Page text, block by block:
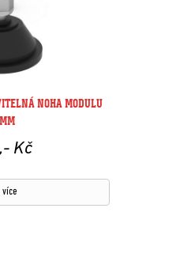
NOHA MODULU
,- Kč
více